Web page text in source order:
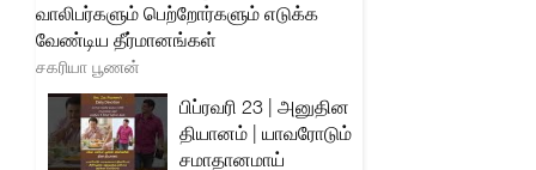
வாலிபர்களும் பெற்றோர்களும் எடுக்க
வேண்டிய தீர்மானங்கள்
சகரியா பூணன்
பிப்ரவரி 23 | அனுதின
தியானம் | யாவரோடும்
சமாதானமாய்